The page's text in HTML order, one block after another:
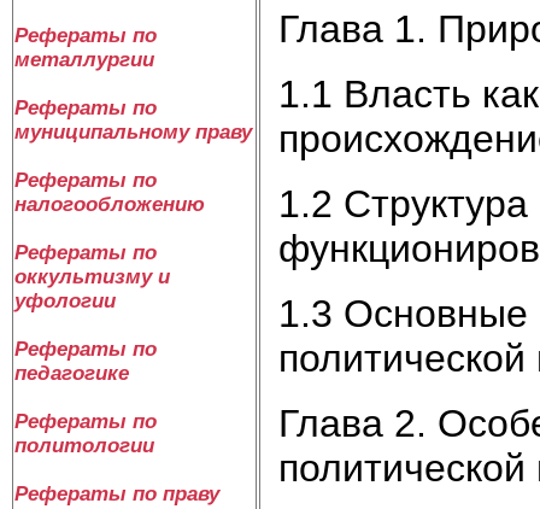
Рефераты по
металлургии
Рефераты по
муниципальному праву
Рефераты по
налогообложению
Рефераты по
оккультизму и
уфологии
Рефераты по
педагогике
Рефераты по
политологии
Рефераты по праву
Глава 1.
1.1 Власть
1.2
1.3
политической
Глава 2.